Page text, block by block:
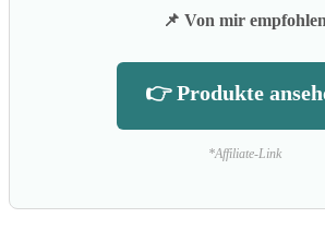
📌 Von mir empfohlen
👉 Produkte
*Affiliate-Link